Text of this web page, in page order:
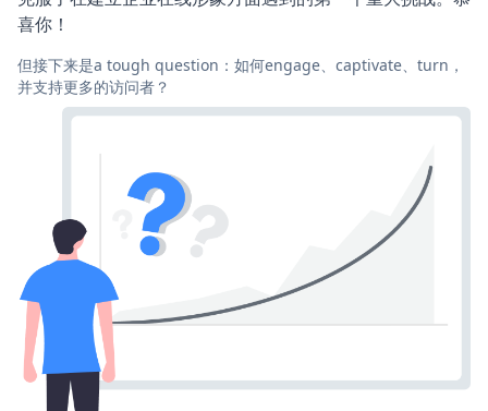
喜你！
但接下来是a tough question：如何engage、captivate、turn，
并支持更多的访问者？